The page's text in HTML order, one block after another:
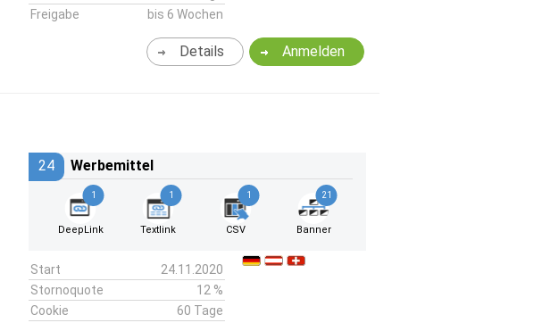
Freigabe
bis 6 Wochen
Anmelden
Details
24 Werbemittel
1
DeepLink
1
Textlink
1
CSV
21
Banner
Start
24.11.2020
Stornoquote
12 %
Cookie
60 Tage